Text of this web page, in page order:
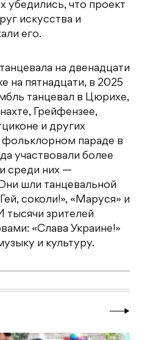
убедились, что проект
искусства и
его.
на двенадцати
на пятнадцати, в 2025
танцевал в Цюрихе,
Грейфензее,
и других
параде в
участвовали более
среди них —
шли танцевальной
соколи!», «Маруся» и
тысячи зрителей
«Слава Украине!»
и культуру.